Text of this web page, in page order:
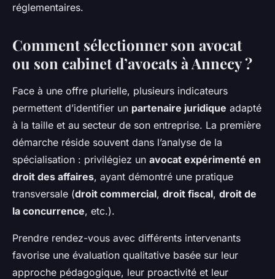
réglementaires.
Comment sélectionner son avocat
ou son cabinet d’avocats à Annecy ?
Face à une offre plurielle, plusieurs indicateurs
permettent d’identifier un partenaire juridique adapté
à la taille et au secteur de son entreprise. La première
démarche réside souvent dans l’analyse de la
spécialisation : privilégiez un avocat expérimenté en
droit des affaires, ayant démontré une pratique
transversale (droit commercial, droit fiscal, droit de
la concurrence, etc.).
Prendre rendez-vous avec différents intervenants
favorise une évaluation qualitative basée sur leur
approche pédagogique, leur proactivité et leur